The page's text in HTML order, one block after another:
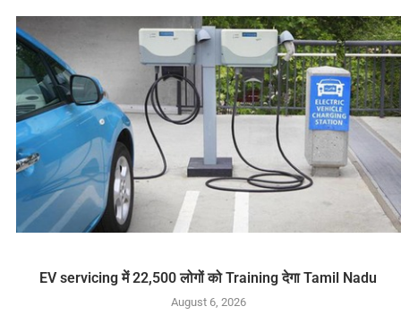
EV servicing में 22,500 लोगों को Training देगा Tamil Nadu
August 6, 2026